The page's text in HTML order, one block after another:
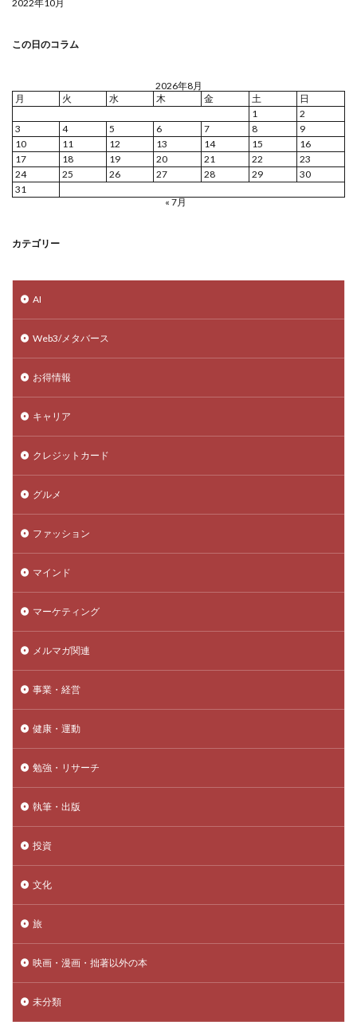
2022年10月
この日のコラム
2026年8月
月
火 水 木 金 土
日
1
2
3
4 5 6 7 8
9
10
11 12 13 14 15
16
17
18 19 20 21 22
23
24
25 26 27 28 29
30
31
« 7月
カテゴリー
AI
Web3/メタバース
お得情報
キャリア
クレジットカード
グルメ
ファッション
マインド
マーケティング
メルマガ関連
事業・経営
健康・運動
勉強・リサーチ
執筆・出版
投資
文化
旅
映画・漫画・拙著以外の本
未分類